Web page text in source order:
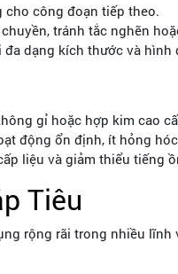
cho công đoạn tiếp theo.
tránh tắc nghẽn
dạng kích thước và hình
gỉ hoặc hợp kim cao
động ổn định, ít hỏng
liệu và giảm thiểu tiếng
Tiêu
rộng rãi trong nhiều